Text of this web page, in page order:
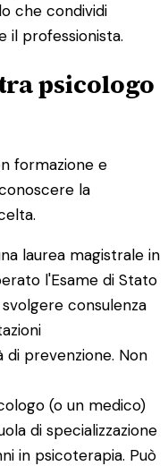
che condividi
il professionista.
psicologo
formazione e
la
laurea magistrale in
l'Esame di Stato
consulenza
prevenzione. Non
(o un medico)
di specializzazione
in psicoterapia. Può